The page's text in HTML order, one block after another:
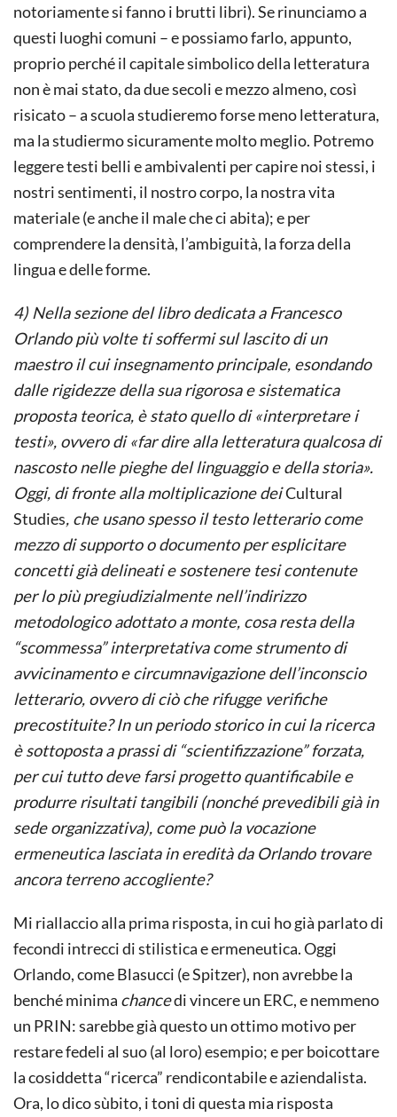
notoriamente si fanno i brutti libri). Se rinunciamo a
questi luoghi comuni – e possiamo farlo, appunto,
proprio perché il capitale simbolico della letteratura
non è mai stato, da due secoli e mezzo almeno, così
risicato – a scuola studieremo forse meno letteratura,
ma la studiermo sicuramente molto meglio. Potremo
leggere testi belli e ambivalenti per capire noi stessi, i
nostri sentimenti, il nostro corpo, la nostra vita
materiale (e anche il male che ci abita); e per
comprendere la densità, l’ambiguità, la forza della
lingua e delle forme.
4) Nella sezione del libro dedicata a Francesco
Orlando più volte ti soffermi sul lascito di un
maestro il cui insegnamento principale, esondando
dalle rigidezze della sua rigorosa e sistematica
proposta teorica, è stato quello di «interpretare i
testi», ovvero di «far dire alla letteratura qualcosa di
nascosto nelle pieghe del linguaggio e della storia».
Oggi, di fronte alla moltiplicazione deiCultural
Studies, che usano spesso il testo letterario come
mezzo di supporto o documento per esplicitare
concetti già delineati e sostenere tesi contenute
per lo più pregiudizialmente nell’indirizzo
metodologico adottato a monte, cosa resta della
“scommessa” interpretativa come strumento di
avvicinamento e circumnavigazione dell’inconscio
letterario, ovvero di ciò che rifugge verifiche
precostituite? In un periodo storico in cui la ricerca
è sottoposta a prassi di “scientifizzazione” forzata,
per cui tutto deve farsi progetto quantificabile e
produrre risultati tangibili (nonché prevedibili già in
sede organizzativa), come può la vocazione
ermeneutica lasciata in eredità da Orlando trovare
ancora terreno accogliente?
Mi riallaccio alla prima risposta, in cui ho già parlato di
fecondi intrecci di stilistica e ermeneutica. Oggi
Orlando, come Blasucci (e Spitzer), non avrebbe la
benché minima chancedi vincere un ERC, e nemmeno
un PRIN: sarebbe già questo un ottimo motivo per
restare fedeli al suo (al loro) esempio; e per boicottare
la cosiddetta “ricerca” rendicontabile e aziendalista.
Ora, lo dico sùbito, i toni di questa mia risposta